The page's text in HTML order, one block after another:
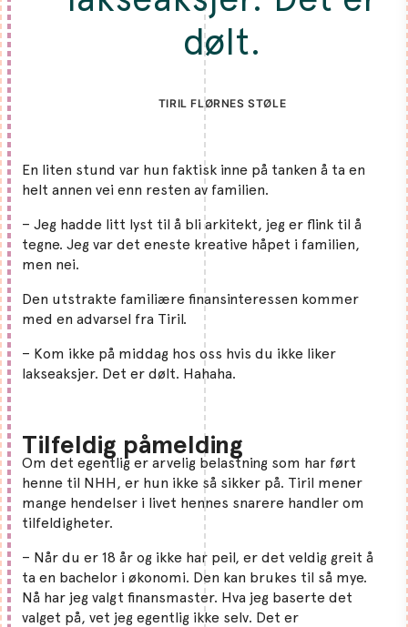
dølt.
TIRIL FLØRNES STØLE
En liten stund var hun faktisk inne på tanken å ta en
helt annen vei enn resten av familien.
– Jeg hadde litt lyst til å bli arkitekt, jeg er flink til å
tegne. Jeg var det eneste kreative håpet i familien,
men nei.
Den utstrakte familiære finansinteressen kommer
med en advarsel fra Tiril.
– Kom ikke på middag hos oss hvis du ikke liker
lakseaksjer. Det er dølt. Hahaha.
Tilfeldig påmelding
Om det egentlig er arvelig belastning som har ført
henne til NHH, er hun ikke så sikker på. Tiril mener
mange hendelser i livet hennes snarere handler om
tilfeldigheter.
– Når du er 18 år og ikke har peil, er det veldig greit å
ta en bachelor i økonomi. Den kan brukes til så mye.
Nå har jeg valgt finansmaster. Hva jeg baserte det
valget på, vet jeg egentlig ikke selv. Det er